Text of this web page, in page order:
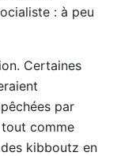
: à peu
Certaines
par
comme
kibboutz en